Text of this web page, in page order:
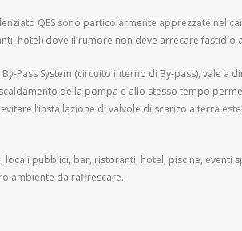
QES sono particolarmente apprezzate nel
hotel) dove il rumore non deve arrecare fastidio
Pass System (circuito interno di By-pass), vale a
della pompa e allo stesso tempo
l’installazione di valvole di scarico a terra
pubblici, bar, ristoranti, hotel, piscine, eventi
ambiente da raffrescare.